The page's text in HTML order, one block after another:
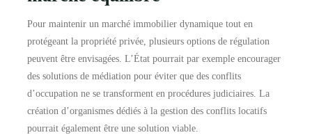
Pour maintenir un marché immobilier dynamique tout en
protégeant la propriété privée, plusieurs options de régulation
peuvent être envisagées. L’État pourrait par exemple encourager
des solutions de médiation pour éviter que des conflits
d’occupation ne se transforment en procédures judiciaires. La
création d’organismes dédiés à la gestion des conflits locatifs
pourrait également être une solution viable.